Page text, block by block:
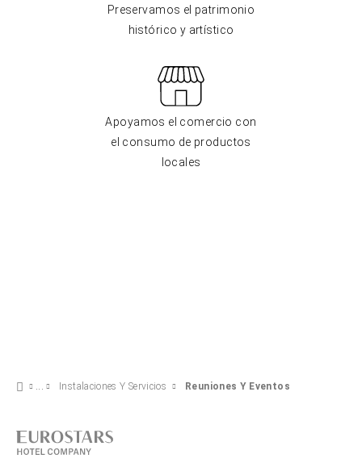
Preservamos el patrimonio
histórico y artístico
Apoyamos el comercio con
el consumo de productos
locales
Instalaciones Y Servicios Reuniones Y Eventos